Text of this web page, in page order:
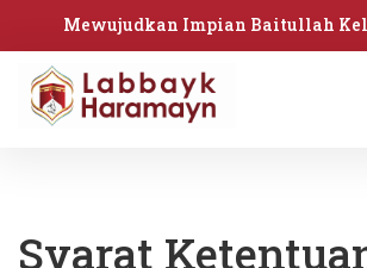
Mewujudkan Impian Baitullah
Syarat